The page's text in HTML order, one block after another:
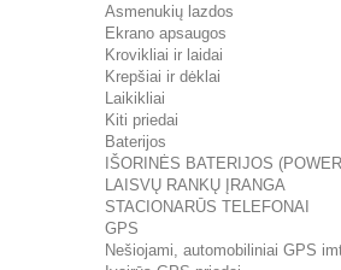
Asmenukių lazdos
Ekrano apsaugos
Krovikliai ir laidai
Krepšiai ir dėklai
Laikikliai
Kiti priedai
Baterijos
IŠORINĖS BATERIJOS
LAISVŲ RANKŲ ĮRANGA
STACIONARŪS TELEFONAI
GPS
Nešiojami, automobiliniai GPS